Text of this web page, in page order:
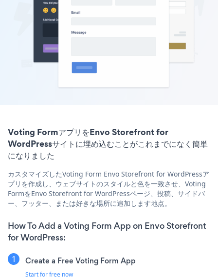
Voting FormアプリをEnvo Storefront for
WordPressサイトに埋め込むことがこれまでになく簡単
になりました
カスタマイズしたVoting Form Envo Storefront for WordPressア
プリを作成し、ウェブサイトのスタイルと色を一致させ、Voting
FormをEnvo Storefront for WordPressページ、投稿、サイドバ
ー、フッター、または好きな場所に追加します地点。
How To Add a Voting Form App on Envo Storefront
for WordPress:
Create a Free Voting Form App
Start for free now